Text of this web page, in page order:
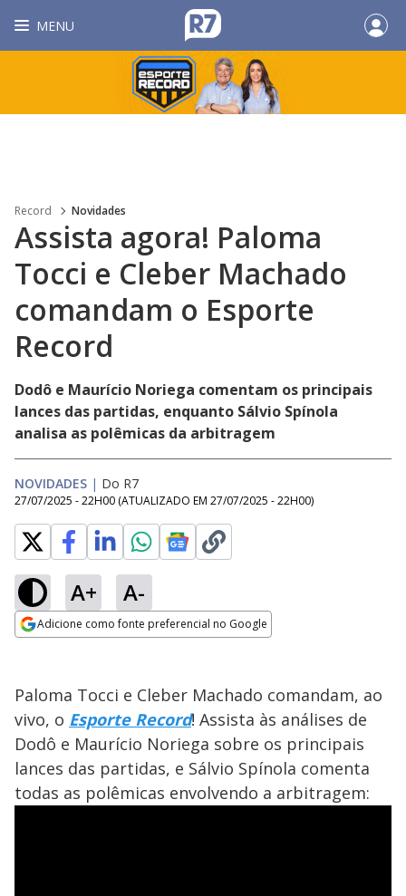
MENU
Record Novidades
Assista agora! Paloma
Tocci e Cleber Machado
comandam o Esporte
Record
Dodô e Maurício Noriega comentam os principais
lances das partidas, enquanto Sálvio Spínola
analisa as polêmicas da arbitragem
NOVIDADES | Do R7
27/07/2025 - 22H00 (ATUALIZADO EM 27/07/2025 - 22H00)
A+ A-
Adicione como fonte preferencial no Google
Paloma Tocci e Cleber Machado comandam, ao
vivo, o Esporte Record! Assista às análises de
Dodô e Maurício Noriega sobre os principais
lances das partidas, e Sálvio Spínola comenta
todas as polêmicas envolvendo a arbitragem: